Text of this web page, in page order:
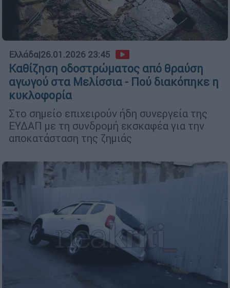
Ελλάδα|26.01.2026 23:45
Καθίζηση οδοστρώματος από θραύση
αγωγού στα Μελίσσια - Πού διακόπηκε η
κυκλοφορία
Στο σημείο επιχειρούν ήδη συνεργεία της
ΕΥΔΑΠ με τη συνδρομή εκσκαφέα για την
αποκατάσταση της ζημιάς